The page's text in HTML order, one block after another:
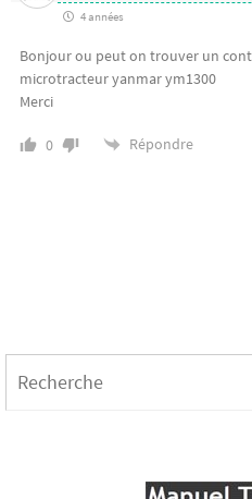
4 années
Bonjour ou peut on trouver un
microtracteur yanmar ym1300
Merci
0 Répondre